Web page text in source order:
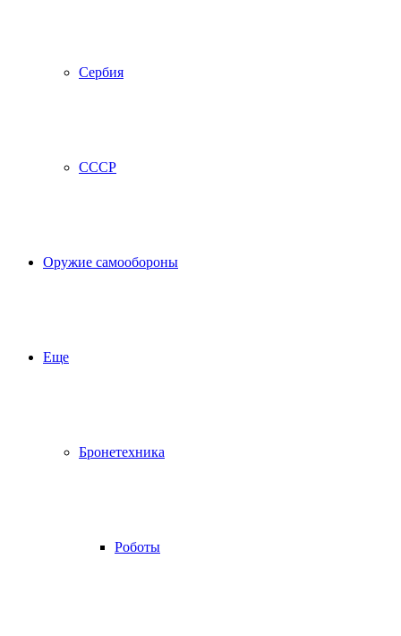
Сербия
СССР
Оружие самообороны
Еще
Бронетехника
Роботы